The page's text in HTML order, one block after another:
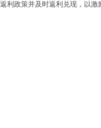
政策并及时返利兑现，以激